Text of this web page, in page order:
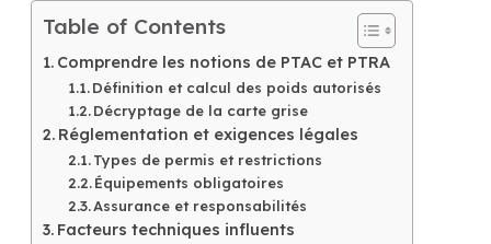
Table of Contents
Comprendre les notions de PTAC et PTRA
Définition et calcul des poids autorisés
Décryptage de la carte grise
Réglementation et exigences légales
Types de permis et restrictions
Équipements obligatoires
Assurance et responsabilités
Facteurs techniques influents